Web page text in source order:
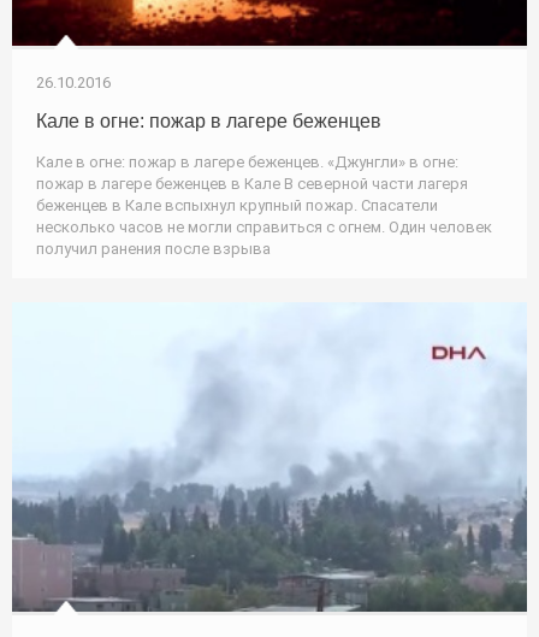
26.10.2016
Кале в огне: пожар в лагере беженцев
Кале в огне: пожар в лагере беженцев. «Джунгли» в огне:
пожар в лагере беженцев в Кале В северной части лагеря
беженцев в Кале вспыхнул крупный пожар. Спасатели
несколько часов не могли справиться с огнем. Один человек
получил ранения после взрыва